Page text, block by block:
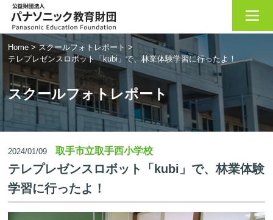
Home > スクールフォトレポート >
テレプレゼンスロボット「kubi」で、林業体験学習に行ったよ！
スクールフォトレポート
2024/01/09 取手市立取手西小学校
テレプレゼンスロボット「kubi」で、林業体験
学習に行ったよ！